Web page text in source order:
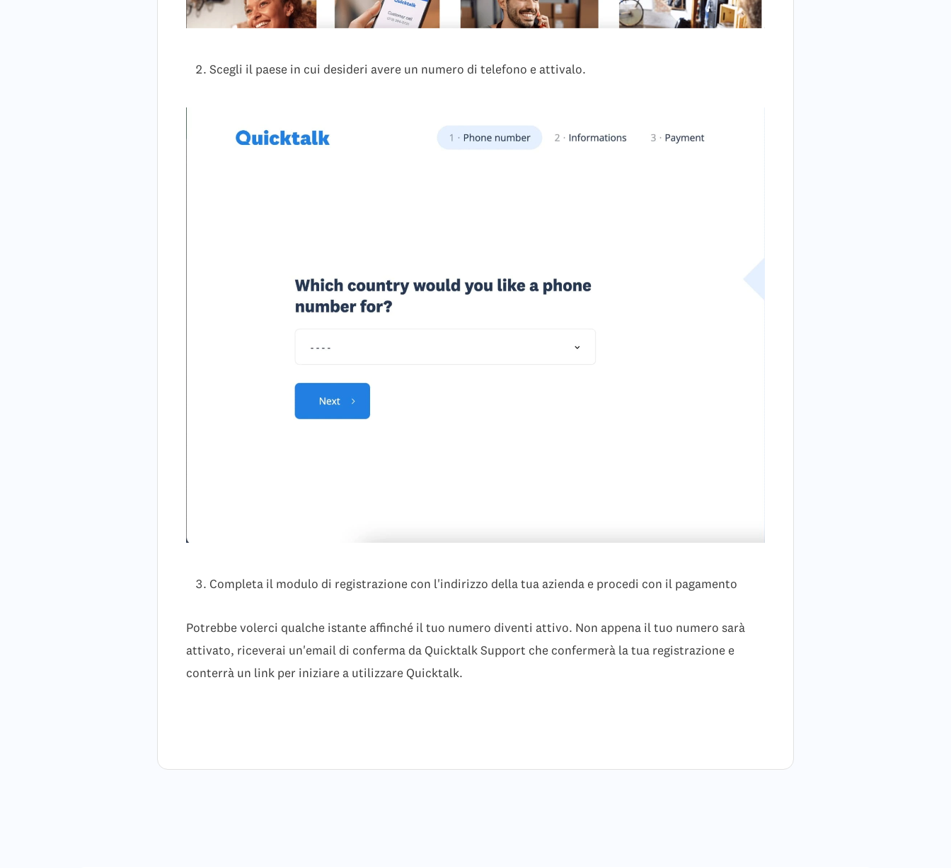
Scegli il paese in cui desideri avere un numero di telefono e attivalo.
Completa il modulo di registrazione con l'indirizzo della tua azienda e procedi con il pagamento
Potrebbe volerci qualche istante affinché il tuo numero diventi attivo. Non appena il tuo numero sarà
attivato, riceverai un'email di conferma da Quicktalk Support che confermerà la tua registrazione e
conterrà un link per iniziare a utilizzare Quicktalk.